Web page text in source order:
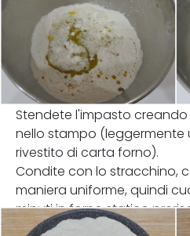
Stendete l'impasto
nello stampo (leggermente
rivestito di carta forno).
Condite con lo stracchino,
maniera uniforme, quindi
minuti in forno statico